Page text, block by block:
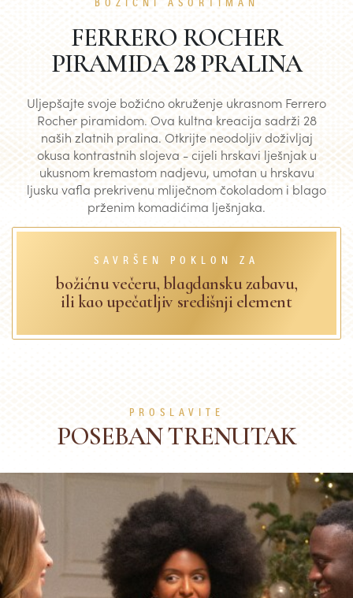
BOŽIĆNI ASORTIMAN
FERRERO ROCHER
PIRAMIDA 28 PRALINA
Uljepšajte svoje božićno okruženje ukrasnom Ferrero
Rocher piramidom. Ova kultna kreacija sadrži 28
naših zlatnih pralina. Otkrijte neodoljiv doživljaj
okusa kontrastnih slojeva - cijeli hrskavi lješnjak u
ukusnom kremastom nadjevu, umotan u hrskavu
ljusku vafla prekrivenu mliječnom čokoladom i blago
prženim komadićima lješnjaka.
SAVRŠEN POKLON ZA
božićnu večeru, blagdansku zabavu,
ili kao upečatljiv središnji element
PROSLAVITE
POSEBAN TRENUTAK